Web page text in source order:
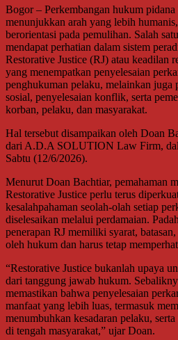
Bogor – Perkembangan hukum
menunjukkan arah yang lebih
berorientasi pada pemulihan. Salah
mendapat perhatian dalam sistem
Restorative Justice (RJ) atau keadilan
yang menempatkan penyelesaian
penghukuman pelaku, melainkan juga
sosial, penyelesaian konflik, serta
korban, pelaku, dan masyarakat.
Hal tersebut disampaikan oleh Doan
dari A.D.A SOLUTION Law Firm,
Sabtu (12/6/2026).
Menurut Doan Bachtiar, pemahaman
Restorative Justice perlu terus
kesalahpahaman seolah-olah setiap
diselesaikan melalui perdamaian.
penerapan RJ memiliki syarat,
oleh hukum dan harus tetap
“Restorative Justice bukanlah upaya
dari tanggung jawab hukum.
memastikan bahwa penyelesaian
manfaat yang lebih luas, termasuk
menumbuhkan kesadaran pelaku,
di tengah masyarakat,” ujar Doan.